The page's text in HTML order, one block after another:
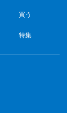
買う
特集